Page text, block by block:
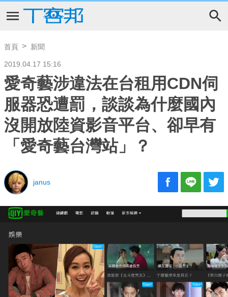
首頁 新聞
2019.04.17 15:16
愛奇藝涉違法在台租用CDN伺
服器恐遭罰，談談為什麼國內
沒開放陸資影音平台、卻早有
「愛奇藝台灣站」？
janus